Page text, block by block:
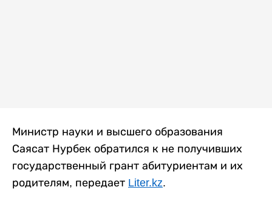
Министр науки и высшего образования
Саясат Нурбек обратился к не получивших
государственный грант абитуриентам и их
родителям, передает Liter.kz.